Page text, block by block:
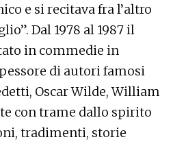
e si recitava fra l’altro
Dal 1978 al 1987 il
in commedie in
di autori famosi
Oscar Wilde, William
con trame dallo spirito
tradimenti, storie